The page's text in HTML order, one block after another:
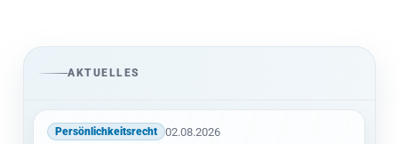
AKTUELLES
Persönlichkeitsrecht 02.08.2026